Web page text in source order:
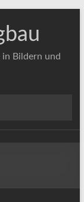
in Bildern und